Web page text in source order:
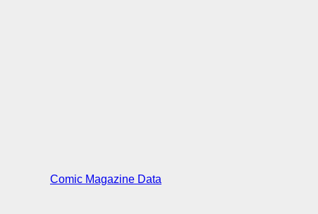
Comic Magazine Data